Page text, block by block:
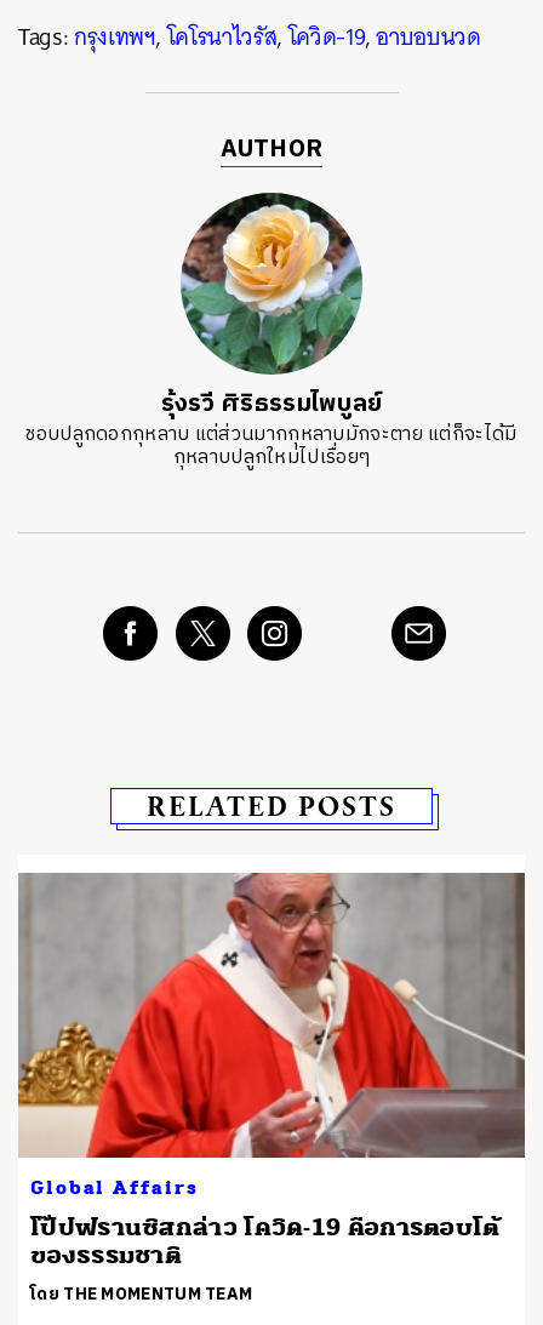
Tags:กรุงเทพฯ,โคโรนาไวรัส,โควิด-19,อาบอบนวด
AUTHOR
รุ้งรวี ศิริธรรมไพบูลย์
ชอบปลูกดอกกุหลาบ แต่ส่วนมากกุหลาบมักจะตาย แต่ก็จะได้มี
กุหลาบปลูกใหม่ไปเรื่อยๆ
RELATED POSTS
Global Affairs
โป๊ปฟรานซิสกล่าว โควิด-19 คือการตอบโต้
ของธรรมชาติ
โดย THE MOMENTUM TEAM